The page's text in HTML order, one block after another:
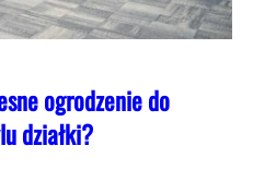
ogrodzenie do
działki?